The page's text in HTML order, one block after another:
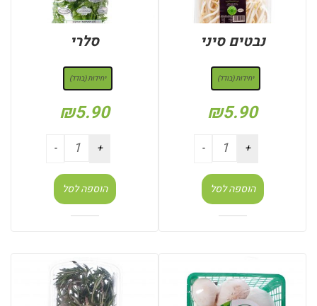
נבטים סיני
יחידות (בודד)
₪5.90
הוספה לסל
סלרי
יחידות (בודד)
₪5.90
הוספה לסל